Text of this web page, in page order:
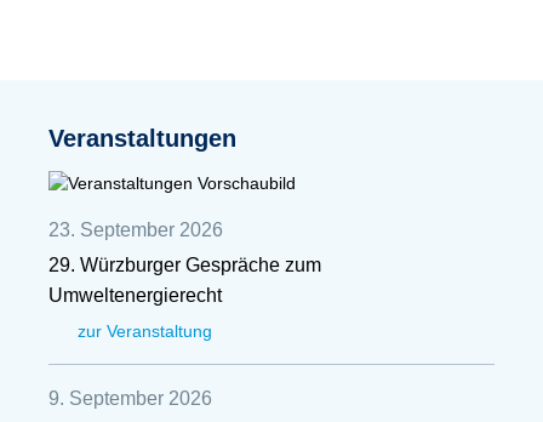
Veranstaltungen
23. September 2026
29. Würzburger Gespräche zum
Umweltenergierecht
zur Veranstaltung
9. September 2026